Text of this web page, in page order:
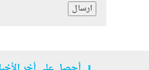
ارسال